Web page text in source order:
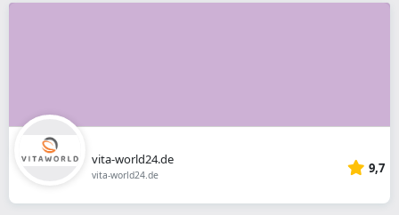
vita-world24.de
vita-world24.de 9,7